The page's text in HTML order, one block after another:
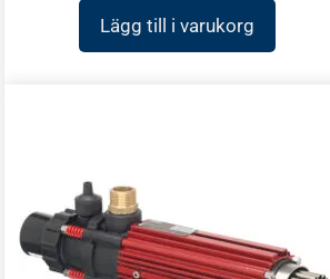
Lägg till i varukorg